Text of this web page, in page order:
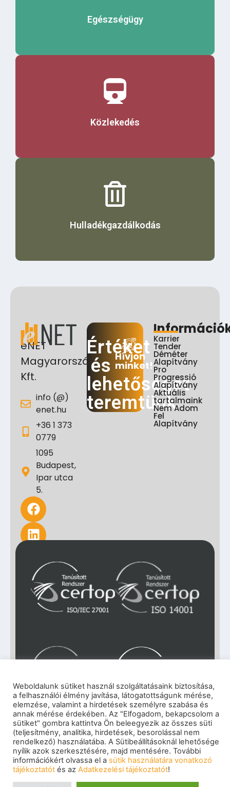
Egészségügy
Közlekedés
Hulladékgazdálkodás
eNET
Magyarország
Kft.
info (@)
enet.hu
+36 1 373
0779
1095
Budapest,
Ipar utca
5.
Értéket
és
lehetőséget
teremtünk
Hívjon
minket!
Karrier
Tender
Déméter
Alapítvány
Pro
Progressió
Alapítvány
Aktuális
tartalmaink
Nem Adom
Fel
Alapítvány
Impresszum|Adatkezelési tájékoztató|
Cookie szabályzat|Visszaélés-bejelentés|
Szerzői jogok
© 2026 eNET Magyaroszág Kft. – Minden jog
fenntartva
Weboldalunk sütiket használ szolgáltatásaink biztosítása,
a felhasználói élmény javítása, látogatottságunk mérése,
elemzése, valamint a hirdetések személyre szabása és
annak mérése érdekében. Az "Elfogadom, bekapcsolom a
sütiket" gombra kattintva Ön beleegyezik az összes süti
(teljesítmény, analitika, hirdetések, besorolással nem
rendelkező) használatába. A Sütibeállításoknál lehetősége
nyílik azok szerkesztésére, majd mentésére. További
információkért olvassa el a sütik használatára vonatkozó
tájékoztatót és az Adatkezelési tájékoztatót!